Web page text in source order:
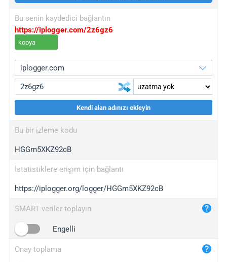
Bu senin kaydedici bağlantın
https://iplogger.com/2z6gz6
kopya
wl.gl
ed.tc
bc.ax
iplogger.com
maper.info
2no.co
yip.su
Kendi alan adınızı ekleyin
Bu bir izleme kodu
HGGm5XKZ92cB
İstatistiklere erişim için bağlantı
https://iplogger.org/logger/HGGm5XKZ92cB
SMART veriler toplayın
Engelli
Onay toplama